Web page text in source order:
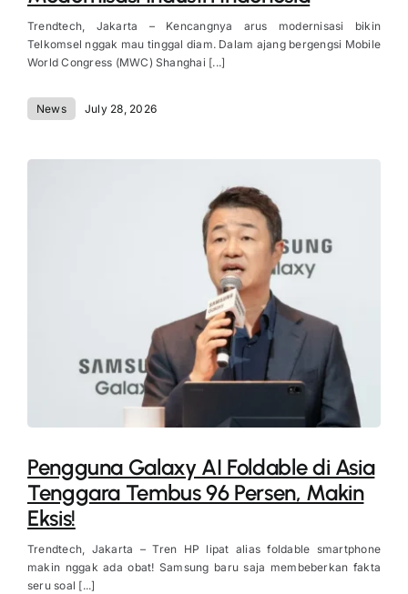
Trendtech, Jakarta – Kencangnya arus modernisasi bikin
Telkomsel nggak mau tinggal diam. Dalam ajang bergengsi Mobile
World Congress (MWC) Shanghai [...]
News July 28, 2026
Pengguna Galaxy AI Foldable di Asia
Tenggara Tembus 96 Persen, Makin
Eksis!
Trendtech, Jakarta – Tren HP lipat alias foldable smartphone
makin nggak ada obat! Samsung baru saja membeberkan fakta
seru soal [...]